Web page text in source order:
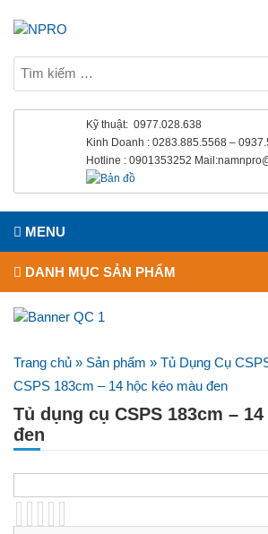
Kỹ thuật: 0977.028.638
Kinh Doanh : 0283.885.5568 –
Hotline : 0901353252
MENU
DANH MỤC SẢN PHẨM
Trang chủ » Sản phẩm » Tủ Dụng Cụ
CSPS 183cm – 14 hộc kéo màu đen
Tủ dụng cụ CSPS 183cm –
đen